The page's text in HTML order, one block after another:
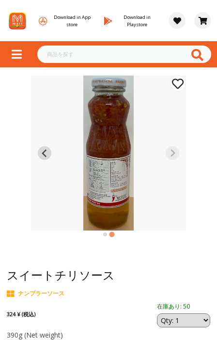
Download in App
store
Download in
Playstore
スイートチリソース
ナンプラーソース
324 ¥ (税込)
在庫あり: 50
390g (Net weight)